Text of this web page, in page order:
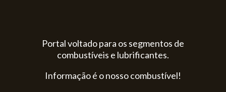
Portal voltado para os segmentos de
combustíveis e lubrificantes.
Informação é o nosso combustível!